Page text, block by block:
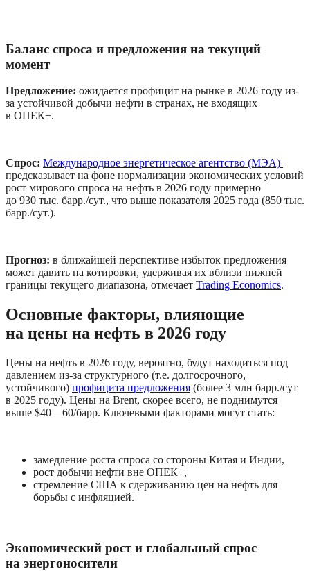
Баланс спроса и предложения на текущий
момент
Предложение: ожидается профицит на рынке в 2026 году из-
за устойчивой добычи нефти в странах, не входящих
в ОПЕК+.
Спрос:
предсказывает на фоне нормализации экономических условий
рост мирового спроса на нефть в 2026 году примерно
до 930 тыс. барр./сут., что выше показателя 2025 года (850 тыс.
барр./сут.).
Прогноз: в ближайшей перспективе избыток предложения
может давить на котировки, удерживая их вблизи нижней
границы текущего диапазона, отмечает Trading Economics.
Основные факторы, влияющие
на цены на нефть в 2026 году
Цены на нефть в 2026 году, вероятно, будут находиться под
давлением из-за структурного (т.е. долгосрочного,
устойчивого) профицита предложения (более 3 млн барр./сут
в 2025 году). Цены на Brent, скорее всего, не поднимутся
выше $40—60/барр. Ключевыми факторами могут стать:
замедление роста спроса со стороны Китая и Индии,
рост добычи нефти вне ОПЕК+,
стремление США к сдерживанию цен на нефть для
борьбы с инфляцией.
Экономический рост и глобальный спрос
на энергоносители